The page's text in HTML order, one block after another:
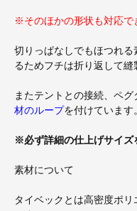
※そのほかの形状も対応で
切りっぱなしでもほつれ
るためフチは折り返して縫
またテントとの接続、ペ
材のループを付けています。
※必ず詳細の仕上げサイズ
素材について
タイベックとは高密度ポ